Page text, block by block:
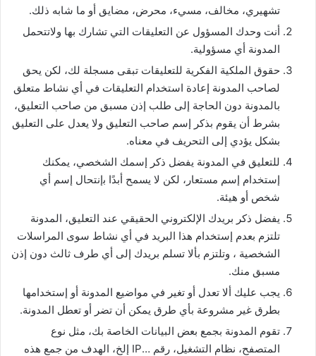
ﺗﺸﻬﻴﺮﻱ، ﻣﺨﺎﻟﻒ، ﻣﺴﻲﺀ، ﻣﺤﺮﺽ، ﻣﻀﺎﻳﻖ ﺃﻭ ﻣﺎ ﺷﺎﺑﻪ ﺫﻟﻚ.
ﺃﻧﺖ ﻭﺣﺪﻙ ﺍﻟﻤﺴﺆﻭﻝ ﻋﻦ ﺍﻟﺘﻌﻠﻴﻘﺎﺕ ﺍﻟﺘﻲ ﺗﺸﺎﺭﻙ ﺑﻬﺎ ولاتتحمل
المدونة أي مسؤولية.
ﺣﻘﻮﻕ ﺍﻟﻤﻠﻜﻴﺔ ﺍﻟﻔﻜﺮﻳﺔ ﻟﻠﺘﻌﻠﻴﻘﺎﺕ ﺗﺒﻘﻰ ﻣﺴﺠﻠﺔ ﻟﻚ، ﻟﻜﻦ ﻳﺤﻖ
ﻟﺼﺎﺣﺐ ﺍﻟﻤﺪﻭﻧﺔ ﺇﻋﺎﺩﺓ ﺍﺳﺘﺨﺪﺍﻡ ﺍﻟﺘﻌﻠﻴﻘﺎﺕ ﻓﻲ ﺃﻱ ﻧﺸﺎﻁ ﻣﺘﻌﻠﻖ
ﺑﺎﻟﻤﺪﻭﻧﺔ ﺩﻭﻥ ﺍﻟﺤﺎﺟﺔ ﺇﻟﻰ ﻃﻠﺐ ﺇﺫﻥ ﻣﺴﺒﻖ ﻣﻦ ﺻﺎﺣﺐ ﺍﻟﺘﻌﻠﻴﻖ،
ﺑﺸﺮﻁ ﺃﻥ ﻳﻘﻮﻡ ﺑﺬﻛﺮ ﺇﺳﻢ ﺻﺎﺣﺐ ﺍﻟﺘﻌﻠﻴﻖ ﻭﻻ ﻳﻌﺪﻝ ﻋﻠﻰ ﺍﻟﺘﻌﻠﻴﻖ
ﺑﺸﻜﻞ ﻳﺆﺩﻱ ﺇﻟﻰ ﺍﻟﺘﺤﺮﻳﻒ ﻓﻲ ﻣﻌﻨﺎﻩ.
ﻟﻠﺘﻌﻠﻴﻖ ﻓﻲ ﺍﻟﻤﺪﻭﻧﺔ ﻳﻔﻀﻞ ﺫﻛﺮ إﺳﻤﻚ ﺍﻟﺸﺨﺼﻲ، ﻳﻤﻜﻨﻚ
إﺳﺘﺨﺪﺍﻡ إﺳﻢ ﻣﺴﺘﻌﺎﺭ، ﻟﻜﻦ ﻻ ﻳﺴﻤﺢ ﺃﺑﺪًﺍ ﺑإﻧﺘﺤﺎﻝ إﺳﻢ ﺃﻱ
ﺷﺨﺺ ﺃﻭ ﻫﻴﺌﺔ.
ﻳﻔﻀﻞ ﺫﻛﺮ ﺑﺮﻳﺪﻙ ﺍﻹﻟﻜﺘﺮﻭﻧﻲ ﺍﻟﺤﻘﻴﻘﻲ ﻋﻨﺪ ﺍﻟﺘﻌﻠﻴﻖ، ﺍﻟﻤﺪﻭﻧﺔ
ﺗﻠﺘﺰﻡ ﺑﻌﺪﻡ إﺳﺘﺨﺪﺍﻡ ﻫﺬﺍ ﺍﻟﺒﺮﻳﺪ ﻓﻲ ﺃﻱ ﻧﺸﺎﻁ ﺳﻮﻯ ﺍﻟﻤﺮﺍﺳﻼﺕ
ﺍﻟﺸﺨﺼﻴﺔ ، ﻭﺗﻠﺘﺰﻡ ﺑﺄﻻ ﺗﺴﻠﻢ ﺑﺮﻳﺪﻙ ﺇﻟﻰ ﺃﻱ ﻃﺮﻑ ﺛﺎﻟﺚ ﺩﻭﻥ ﺇﺫﻥ
ﻣﺴﺒﻖ ﻣﻨﻚ.
ﻳﺠﺐ ﻋﻠﻴﻚ ﺃﻻ ﺗﻌﺪﻝ ﺃﻭ تغير في مواضيع ﺍﻟﻤﺪﻭﻧﺔ أو إﺳﺘﺨﺪﺍﻣﻬﺎ
ﺑﻄﺮﻕ ﻏﻴﺮ ﻣﺸﺮﻭﻋﺔ بأي ﻃﺮﻕ ﻳﻤﻜﻦ ﺃﻥ ﺗﻀﺮ ﺃﻭ ﺗﻌﻄﻞ ﺍﻟﻤﺪﻭﻧﺔ.
ﺗﻘﻮﻡ ﺍﻟﻤﺪﻭﻧﺔ ﺑﺠﻤﻊ ﺑﻌﺾ ﺍﻟﺒﻴﺎﻧﺎﺕ ﺍﻟﺨﺎﺻﺔ ﺑﻚ، ﻣﺜﻞ ﻧﻮﻉ
ﺍﻟﻤﺘﺼﻔﺢ، ﻧﻈﺎﻡ ﺍﻟﺘﺸﻐﻴﻞ، ﺭﻗﻢ …IP ﺇﻟﺦ، ﺍﻟﻬﺪﻑ ﻣﻦ ﺟﻤﻊ ﻫﺬﻩ